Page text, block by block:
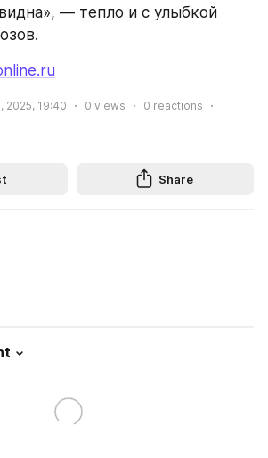
— тепло и с улыбкой
2025, 19:40 0 views 0 reactions
Share